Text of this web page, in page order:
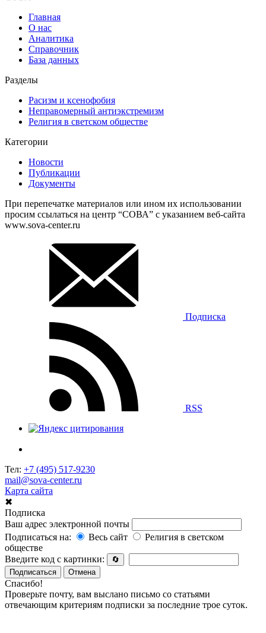
Главная
О нас
Аналитика
Справочник
База данных
Разделы
Расизм и ксенофобия
Неправомерный антиэкстремизм
Религия в светском обществе
Категории
Новости
Публикации
Документы
При перепечатке материалов или ином их использовании
просим ссылаться на центр “СОВА” с указанием веб-сайта
www.sova-center.ru
Подписка
RSS
Тел: +7 (495) 517-9230
mail@sova-center.ru
Карта сайта
✖
Подписка
Ваш адрес электронной почты
Подписаться на:
Весь сайт
Религия в светском
обществе
Введите код с картинки:
🔄
Подписаться
Отмена
Спасибо!
Проверьте почту, вам выслано письмо со статьями
отвечающим критериям подписки за последние трое суток.